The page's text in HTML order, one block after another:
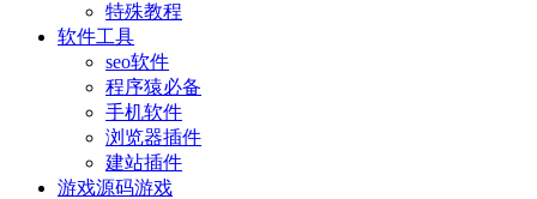
特殊教程
软件工具
seo软件
程序猿必备
手机软件
浏览器插件
建站插件
游戏源码游戏